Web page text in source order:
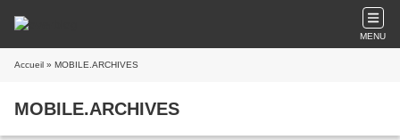
MENU
Accueil » MOBILE.ARCHIVES
MOBILE.ARCHIVES